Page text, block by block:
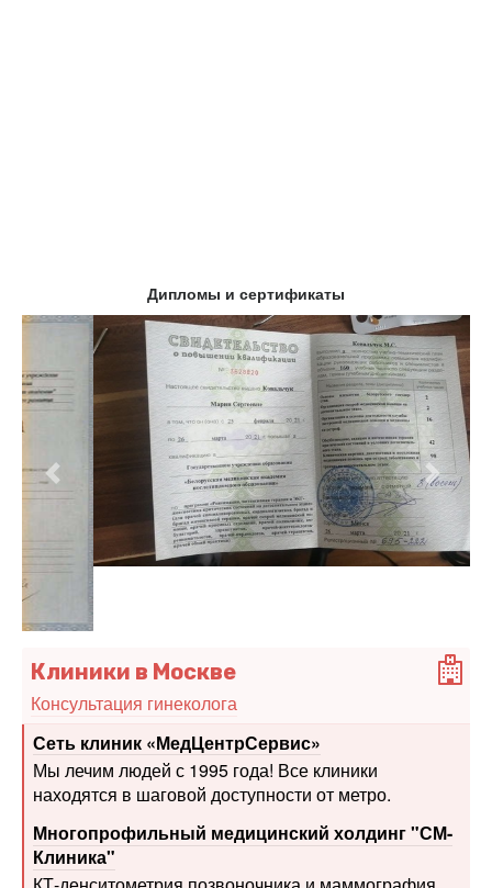
Дипломы и сертификаты
Предыдущий
Клиники в Москве
Консультация гинеколога
Сеть клиник «МедЦентрСервис»
Мы лечим людей с 1995 года! Все клиники
Многопрофильный медицинский холдинг "СМ-
Клиника"
КТ-денситометрия позвоночника и маммография
при менопаузе. Программа «Check Up.
Гинекология"